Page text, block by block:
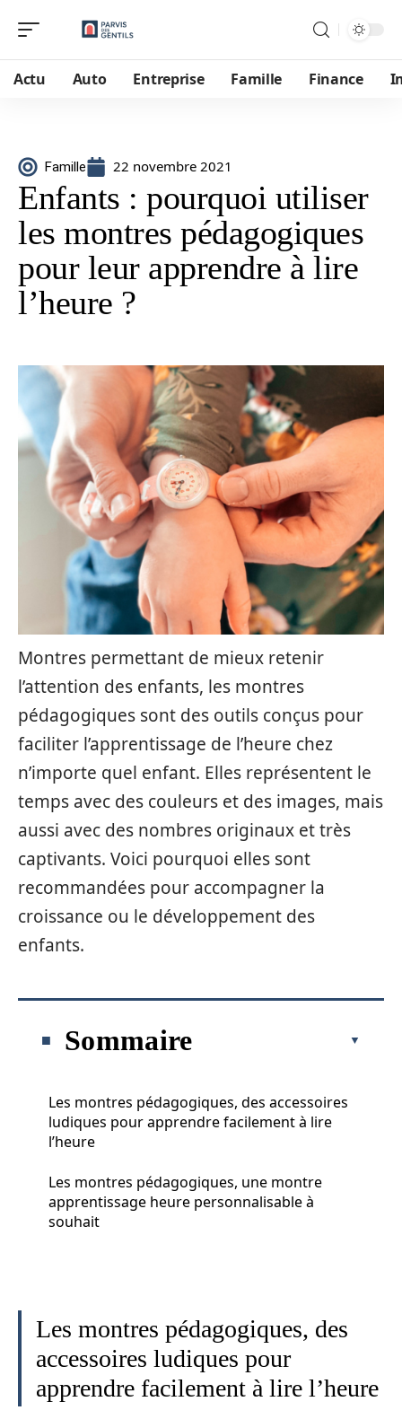
Actu Auto Entreprise Famille Finance
Famille 22 novembre 2021
Enfants : pourquoi utiliser
les montres pédagogiques
pour leur apprendre à lire
l’heure ?
Montres permettant de mieux retenir
l’attention des enfants, les montres
pédagogiques sont des outils conçus pour
faciliter l’apprentissage de l’heure chez
n’importe quel enfant. Elles représentent le
temps avec des couleurs et des images, mais
aussi avec des nombres originaux et très
captivants. Voici pourquoi elles sont
recommandées pour accompagner la
croissance ou le développement des
enfants.
Sommaire
Les montres pédagogiques, des accessoires
ludiques pour apprendre facilement à lire
l’heure
Les montres pédagogiques, une montre
apprentissage heure personnalisable à
souhait
Les montres pédagogiques, des
accessoires ludiques pour
apprendre facilement à lire l’heure